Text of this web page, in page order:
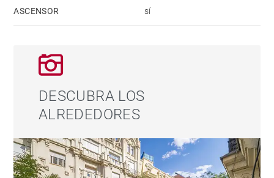
ellos con baño en suite y grandes ventanales que
última planta con luz natural, servicio de portería y un
único vecino por planta, lo que refuerza su carácter
exclusivo. Una vivienda única en una de las
direcciones más codiciadas de Madrid.
ASCENSOR sí
DESCUBRA LOS
ALREDEDORES